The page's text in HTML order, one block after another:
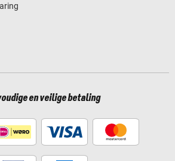
en veilige betaling